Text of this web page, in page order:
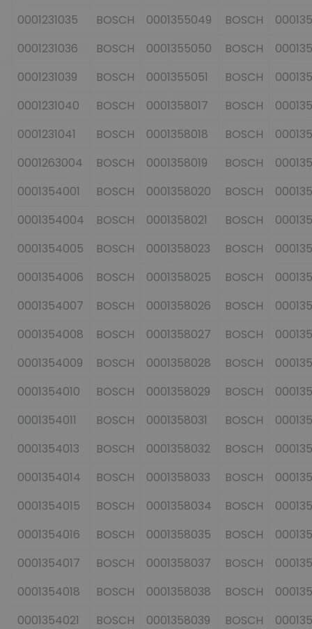
0001231035
BOSCH 0001355049 BOSCH
0001231036
BOSCH 0001355050 BOSCH
0001231039
BOSCH 0001355051 BOSCH
0001231040
BOSCH 0001358017 BOSCH
0001231041
BOSCH 0001358018 BOSCH
0001263004
BOSCH 0001358019 BOSCH
0001354001
BOSCH 0001358020 BOSCH
0001354004
BOSCH 0001358021 BOSCH
0001354005
BOSCH 0001358023 BOSCH
0001354006
BOSCH 0001358025 BOSCH
0001354007
BOSCH 0001358026 BOSCH
0001354008
BOSCH 0001358027 BOSCH
0001354009
BOSCH 0001358028 BOSCH
0001354010
BOSCH 0001358029 BOSCH
0001354011
BOSCH 0001358031 BOSCH
0001354013
BOSCH 0001358032 BOSCH
0001354014
BOSCH 0001358033 BOSCH
0001354015
BOSCH 0001358034 BOSCH
0001354016
BOSCH 0001358035 BOSCH
0001354017
BOSCH 0001358037 BOSCH
0001354018
BOSCH 0001358038 BOSCH
0001354021
BOSCH 0001358039 BOSCH